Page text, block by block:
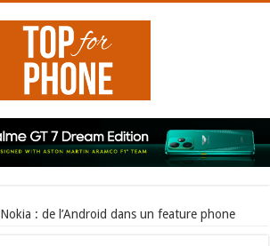
Nokia : de l’Android dans un feature phone